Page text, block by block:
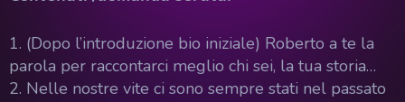
1. (Dopo l’introduzione bio iniziale) Roberto a te la
parola per raccontarci meglio chi sei, la tua storia…
2. Nelle nostre vite ci sono sempre stati nel passato